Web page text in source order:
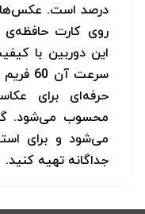
درصد است. عکس‌ها
روی کارت حافظه‌ی
این دوربین با
سرعت
حرفه‌ای برای
محسوب می‌شود.
می‌شود و برای
جداگانه تهیه کنید.